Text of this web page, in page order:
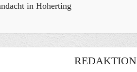
in Hoherting
REDAKTION